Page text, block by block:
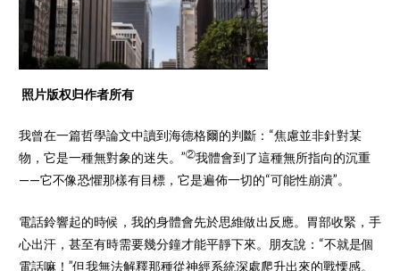
照片版权归作者所有
我曾在一篇哲學論文中讀到海德格爾的判斷：“焦慮並非針對某
物，它是一種無對象的迷失。”②我體會到了這種無所指向的沉重
——它不像恐懼那樣有目標，它是遍佈一切的“可能性崩潰”。
電話鈴響起的時候，我的身體會先於思維做出反應。胃部收緊，手
心出汗，甚至有時需要幾分鐘才能平靜下來。朋友說：“不就是個
電話嘛！”但我無法解釋那種從神經系統深處爬升出來的戰慄感。